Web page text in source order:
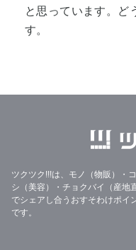
と思っています。ど
す。
ツクツク!!!は、モノ（物販）・
シ（美容）・チョクバイ（産地
でシェアし合うおすそわけポイ
です。